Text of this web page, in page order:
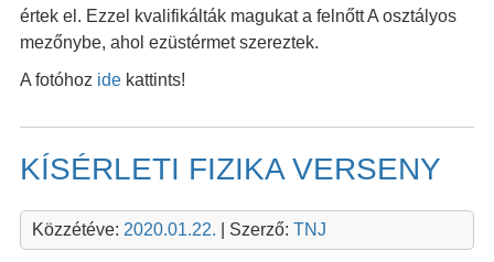
értek el. Ezzel kvalifikálták magukat a felnőtt A osztályos
mezőnybe, ahol ezüstérmet szereztek.
A fotóhoz idekattints!
KÍSÉRLETI FIZIKA VERSENY
Közzétéve: 2020.01.22. | Szerző: TNJ